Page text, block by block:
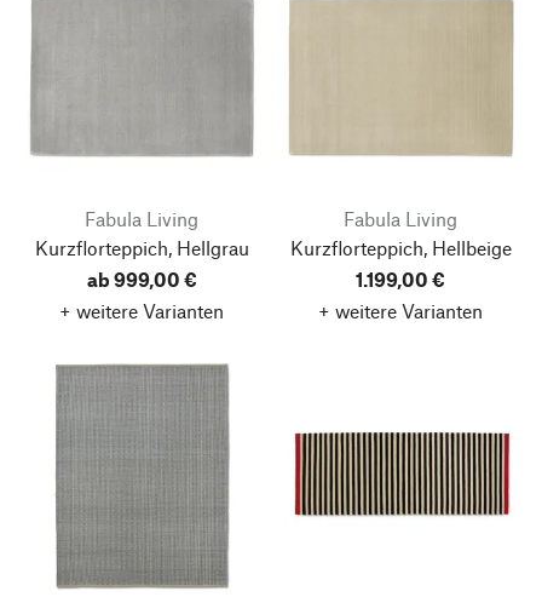
Fabula Living
Kurzflorteppich, Hellgrau
ab 999,00 €
+ weitere Varianten
Fabula Living
Kurzflorteppich, Hellbeige
1.199,00 €
+ weitere Varianten